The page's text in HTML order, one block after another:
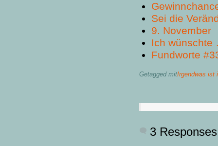
Sei die
9. November
Ich
Fundworte
Getagged mitIrgendwas ist
3